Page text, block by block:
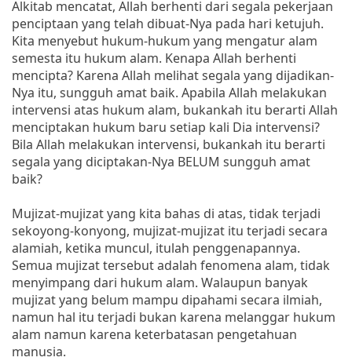
Alkitab mencatat, Allah berhenti dari segala pekerjaan
penciptaan yang telah dibuat-Nya pada hari ketujuh.
Kita menyebut hukum-hukum yang mengatur alam
semesta itu hukum alam. Kenapa Allah berhenti
mencipta? Karena Allah melihat segala yang dijadikan-
Nya itu, sungguh amat baik. Apabila Allah melakukan
intervensi atas hukum alam, bukankah itu berarti Allah
menciptakan hukum baru setiap kali Dia intervensi?
Bila Allah melakukan intervensi, bukankah itu berarti
segala yang diciptakan-Nya BELUM sungguh amat
baik?
Mujizat-mujizat yang kita bahas di atas, tidak terjadi
sekoyong-konyong, mujizat-mujizat itu terjadi secara
alamiah, ketika muncul, itulah penggenapannya.
Semua mujizat tersebut adalah fenomena alam, tidak
menyimpang dari hukum alam. Walaupun banyak
mujizat yang belum mampu dipahami secara ilmiah,
namun hal itu terjadi bukan karena melanggar hukum
alam namun karena keterbatasan pengetahuan
manusia.